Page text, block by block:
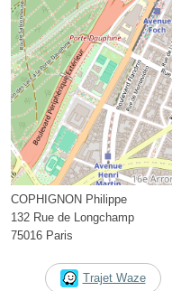
COPHIGNON Philippe
132 Rue de Longchamp
75016 Paris
Trajet Waze